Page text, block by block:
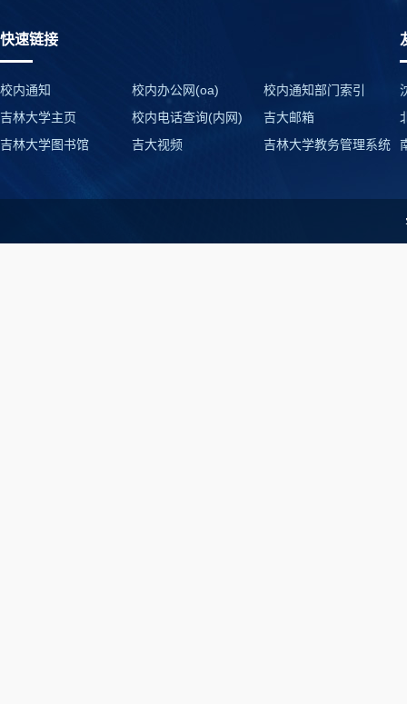
快速链接
校内通知 校内办公网(oa)
校内通知部门索引
吉林大学主页
校内电话查询(内网)
吉大邮箱
吉林大学图书馆
吉大视频 吉林大学教务管理系统